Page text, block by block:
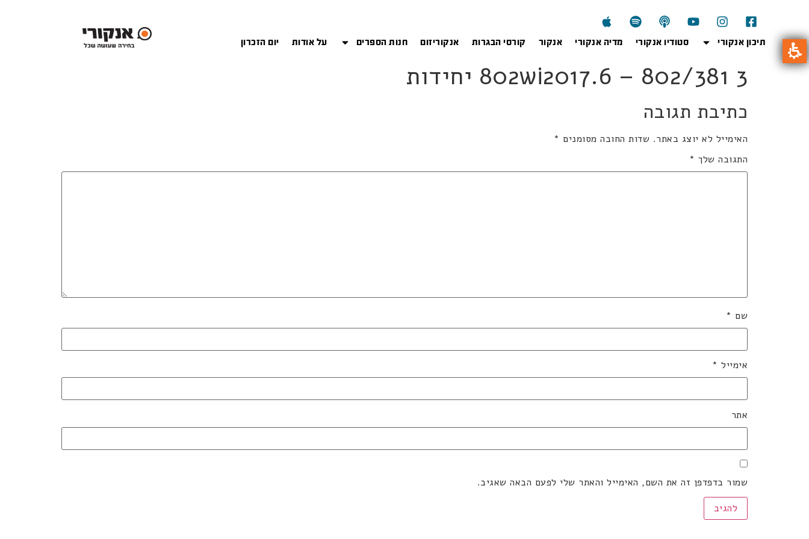
תיכון אנקורי סטודיו אנקורי מדיה אנקורי אנקור קורסי הבגרות אנקוריזום חנות הספרים על אודות יום הזכרון
802wi2017.6 – 802/381 3 יחידות
כתיבת תגובה
האימייל לא יוצג באתר. שדות החובה מסומנים *
התגובה שלך *
שם *
אימייל *
אתר
שמור בדפדפן זה את השם, האימייל והאתר שלי לפעם הבאה שאגיב.